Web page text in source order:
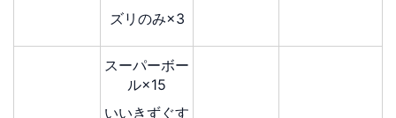
ズリのみ×3
スーパーボー
ル×15
いいきずぐす